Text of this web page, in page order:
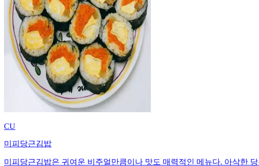
CU
미피당근김밥
미피당근김밥은 귀여운 비주얼만큼이나 맛도 매력적인 메뉴다. 아삭한